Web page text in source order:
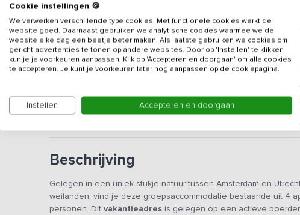
Een8.8op basis van51
Veilig & vertrouwd
Gegevens van de verhuurder zijn
Deze accommodatie wordt verhuurd aan familiegroepen
voor jongerengroepen, studentengroepen,
Beschrijving
Gelegen in een uniek stukje natuur tussen Amsterdam en
weilanden, vind je deze groepsaccommodatie bestaande uit 4
personen. Dit vakantieadres is gelegen op een actieve
Cookie instellingen 🍪
We verwerken verschillende type cookies. Met functionele cookies werkt de
website goed. Daarnaast gebruiken we analytische cookies waarmee we de
website elke dag een beetje beter maken. Als laatste gebruiken we cookies om
gericht advertenties te tonen op andere websites. Door op 'Instellen' te klikken
kun je je voorkeuren aanpassen. Klik op 'Accepteren en doorgaan' om alle cookies
te accepteren. Je kunt je voorkeuren later nog aanpassen op de cookiepagina.
Instellen Accepteren en doorgaan